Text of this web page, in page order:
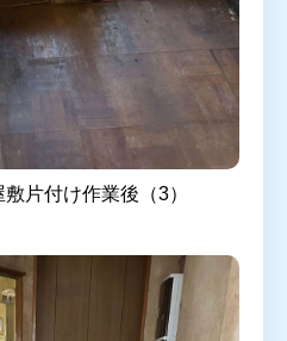
片付け作業後（3）